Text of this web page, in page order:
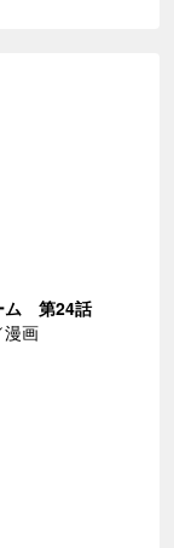
ム 第24話
漫画